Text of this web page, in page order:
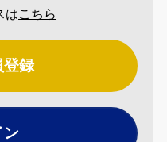
はこちら
登録
ン